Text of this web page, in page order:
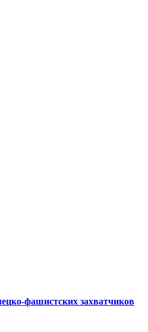
фашистских захватчиков